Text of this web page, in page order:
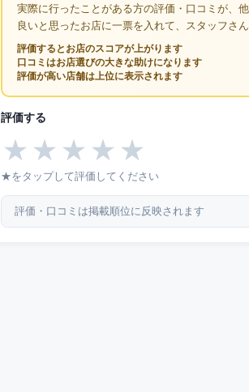
実際に行ったことがある方の評価・口コミが、
良いと思ったお店に一票を入れて、スタッフさ
評価するとお店のスコアが上がります
口コミはお店選びの大きな助けになります
評価が高い店舗は上位に表示されます
評価する
★ ★ ★ ★ ★
★をタップして評価してください
評価・口コミは掲載順位に反映されます